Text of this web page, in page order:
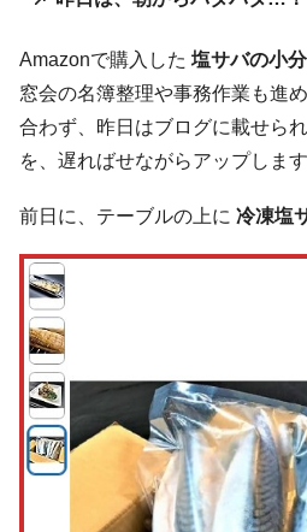
Amazonで購入した 塩サバの小
窓会の名簿整理や事務作業も進
合わず、昨日はブログに載せら
を、遅ればせながらアップします
前日に、テーブルの上に 冷凍塩